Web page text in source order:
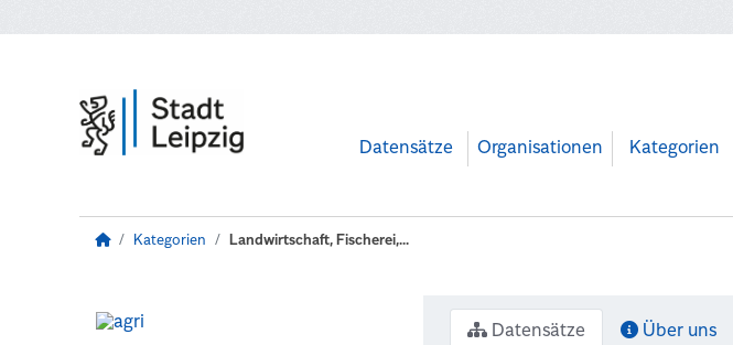
Datensätze Organisationen Kategorien
Kategorien Landwirtschaft, Fischerei,...
Datensätze Über uns